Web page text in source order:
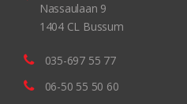
Nassaulaan 9
1404 CL Bussum
035-697 55 77
06-50 55 50 60